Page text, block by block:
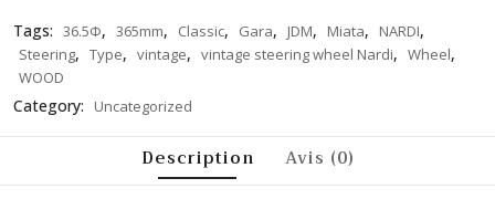
Tags: 36.5Φ, 365mm, Classic, Gara, JDM, Miata, NARDI,
Steering, Type, vintage, vintage steering wheel Nardi, Wheel,
WOOD
Category: Uncategorized
Description Avis (0)